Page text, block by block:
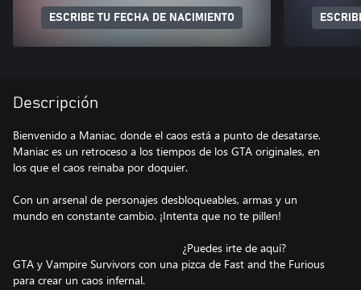
ESCRIBE TU FECHA DE NACIMIENTO
Descripción
Bienvenido a Maniac, donde el caos está a punto de desatarse.
Maniac es un retroceso a los tiempos de los GTA originales, en
los que el caos reinaba por doquier.
Con un arsenal de personajes desbloqueables, armas y un
mundo en constante cambio. ¡Intenta que no te pillen!
⠀⠀⠀⠀⠀⠀⠀⠀⠀⠀⠀⠀⠀⠀⠀⠀⠀⠀⠀⠀⠀¿Puedes irte de aquí?
GTA y Vampire Survivors con una pizca de Fast and the Furious
para crear un caos infernal.